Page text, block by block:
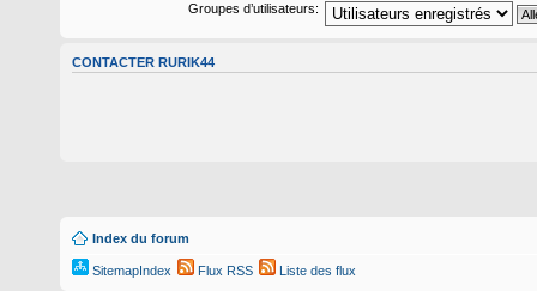
Groupes d’utilisateurs:
CONTACTER RURIK44
Index du forum
SitemapIndex Flux RSS Liste des flux